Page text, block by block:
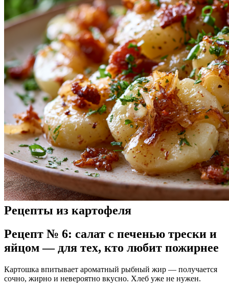
Рецепты из картофеля
Рецепт № 6: салат с печенью трески и
яйцом — для тех, кто любит пожирнее
Картошка впитывает ароматный рыбный жир — получается
сочно, жирно и невероятно вкусно. Хлеб уже не нужен.